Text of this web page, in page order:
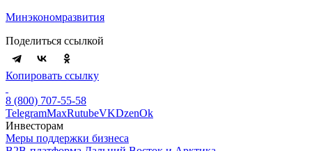
Минэкономразвития
Поделиться ссылкой
Копировать ссылку
8 (800) 707-55-58
TelegramMaxRutubeVKDzenOk
Инвесторам
Меры поддержки бизнеса